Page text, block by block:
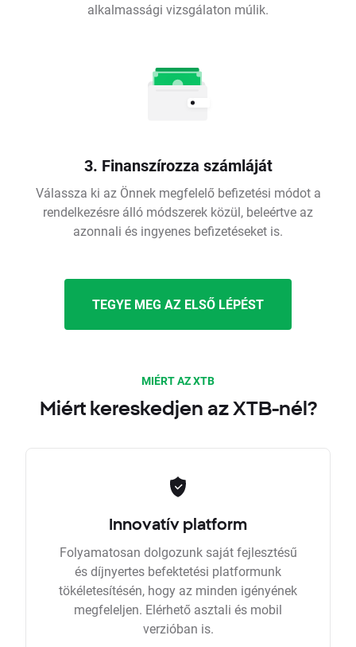
alkalmassági vizsgálaton múlik.
3. Finanszírozza számláját
Válassza ki az Önnek megfelelő befizetési módot a
rendelkezésre álló módszerek közül, beleértve az
azonnali és ingyenes befizetéseket is.
TEGYE MEG AZ ELSŐ LÉPÉST
MIÉRT AZ XTB
Miért kereskedjen az XTB-nél?
Innovatív platform
Folyamatosan dolgozunk saját fejlesztésű
és díjnyertes befektetési platformunk
tökéletesítésén, hogy az minden igényének
megfeleljen. Elérhető asztali és mobil
verzióban is.